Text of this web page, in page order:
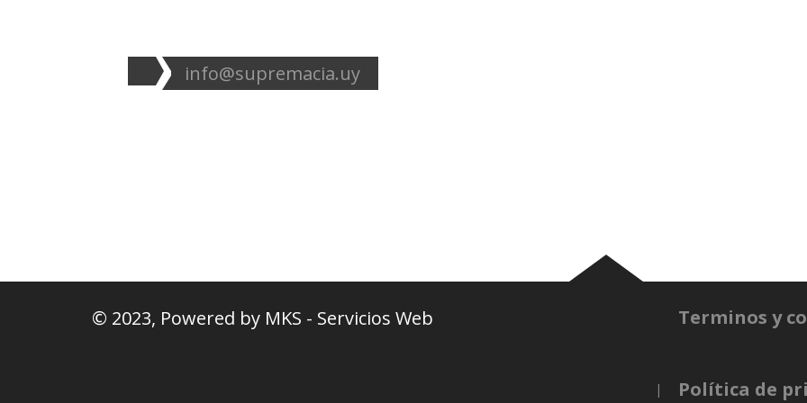
info@supremacia.uy
© 2023, Powered by MKS - Servicios Web Terminos y
Política de